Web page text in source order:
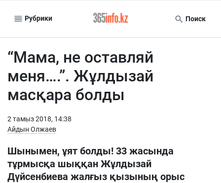
Рубрики Поиск
“Мама, не оставляй
меня….”. Жұлдызай
масқара болды
2 тамыз 2018, 14:38
Айдын Олжаев
Шынымен, ұят болды! 33 жасында
тұрмысқа шыққан Жұлдызай
Дүйсенбиева жалғыз қызының орыс